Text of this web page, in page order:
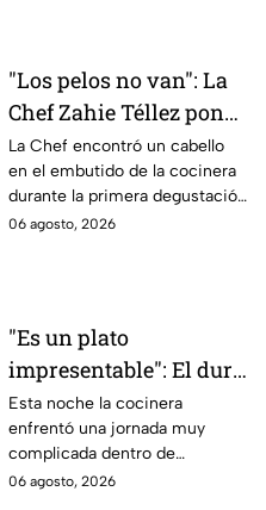
"Los pelos no van": La
Chef Zahie Téllez pone
en evidencia a Carmen
en la gala de mandiles
negros de MasterChef
24/7
La Chef encontró un cabello
en el embutido de la cocinera
durante la primera degustación
de la noche
06 agosto, 2026
"Es un plato
impresentable": El duro
regaño que hizo llorar a
Michelle dentro de
MasterChef 24/7
Esta noche la cocinera
enfrentó una jornada muy
complicada dentro de
MasterChef 24/7.
06 agosto, 2026